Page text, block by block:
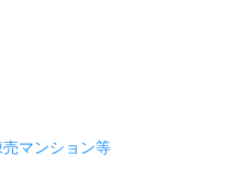
マンション等